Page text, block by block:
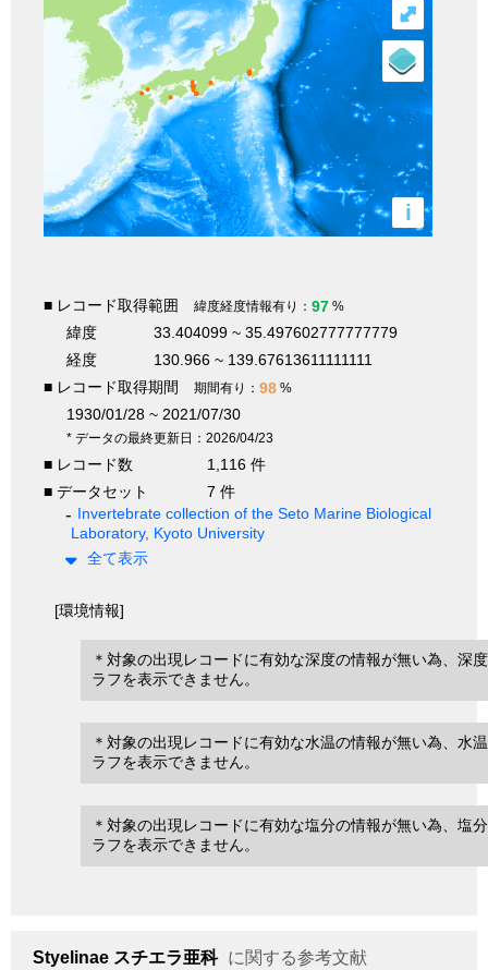
i
⤢
■ レコード取得範囲 緯度経度情報有り： 97 %
緯度
33.404099 ~ 35.497602777777779
経度
130.966 ~ 139.67613611111111
■ レコード取得期間
期間有り： 98 %
1930/01/28 ~ 2021/07/30
* データの最終更新日：2026/04/23
■ レコード数
1,116 件
■ データセット
7 件
Invertebrate collection of the Seto Marine Biological
Laboratory, Kyoto University
全て表示
[環境情報]
＊対象の出現レコードに有効な深度の情報が無い為、深
ラフを表示できません。
＊対象の出現レコードに有効な水温の情報が無い為、水
ラフを表示できません。
＊対象の出現レコードに有効な塩分の情報が無い為、塩
ラフを表示できません。
Styelinae スチエラ亜科 に関する参考文献